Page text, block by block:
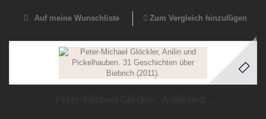
Auf meine Wunschliste Zum Vergleich hinzufügen